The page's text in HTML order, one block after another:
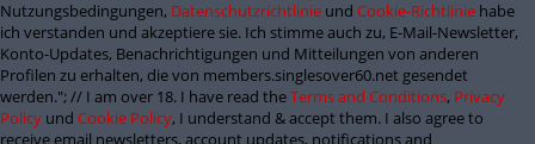
Nutzungsbedingungen, Datenschutzrichtlinie und Cookie-Richtlinie habe
ich verstanden und akzeptiere sie. Ich stimme auch zu, E-Mail-Newsletter,
Konto-Updates, Benachrichtigungen und Mitteilungen von anderen
Profilen zu erhalten, die von members.singlesover60.net gesendet
werden."; // I am over 18. I have read theTerms and Conditions, Privacy
Policy und Cookie Policy, I understand & accept them. I also agree to
receive email newsletters, account updates, notifications and